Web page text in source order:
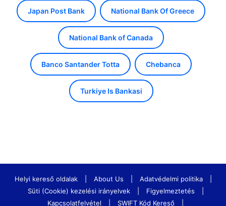
Japan Post Bank National Bank Of Greece
National Bank of Canada
Banco Santander Totta Chebanca
Turkiye Is Bankasi
Helyi kereső oldalak About Us Adatvédelmi politika
Süti (Cookie) kezelési irányelvek
Figyelmeztetés
Kapcsolatfelvétel
SWIFT Kód Kereső